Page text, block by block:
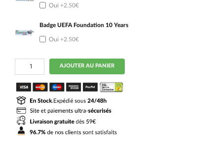
Oui +2.50€
Badge UEFA Foundation 10 Years
Oui +2.50€
quantité
Maillot
RC
Lens
Kit
Enfant
Exterieur
2026
2027
Aguilar
AJOUTER AU PANIER